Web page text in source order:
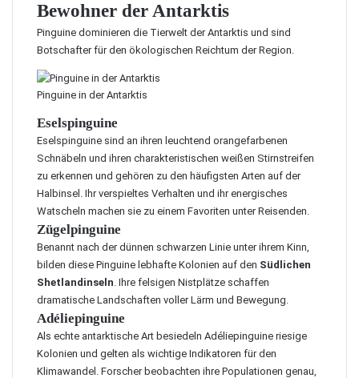
Bewohner der Antarktis
Pinguine dominieren die Tierwelt der Antarktis und sind
Botschafter für den ökologischen Reichtum der Region.
Pinguine in der Antarktis
Eselspinguine
Eselspinguine sind an ihren leuchtend orangefarbenen
Schnäbeln und ihren charakteristischen weißen Stirnstreifen
zu erkennen und gehören zu den häufigsten Arten auf der
Halbinsel. Ihr verspieltes Verhalten und ihr energisches
Watscheln machen sie zu einem Favoriten unter Reisenden.
Zügelpinguine
Benannt nach der dünnen schwarzen Linie unter ihrem Kinn,
bilden diese Pinguine lebhafte Kolonien auf den Südlichen
Shetlandinseln. Ihre felsigen Nistplätze schaffen
dramatische Landschaften voller Lärm und Bewegung.
Adéliepinguine
Als echte antarktische Art besiedeln Adéliepinguine riesige
Kolonien und gelten als wichtige Indikatoren für den
Klimawandel. Forscher beobachten ihre Populationen genau,